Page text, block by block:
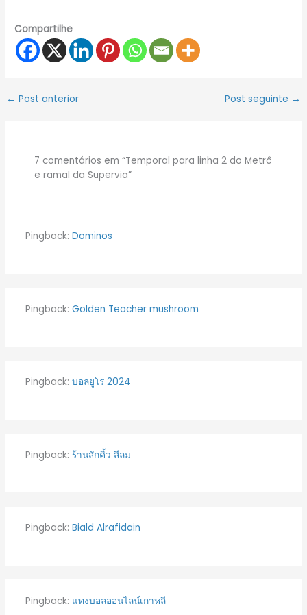
Compartilhe
← Post anterior Post seguinte →
7 comentários em “Temporal para linha 2 do Metrô
e ramal da Supervia”
Pingback: Dominos
Pingback: Golden Teacher mushroom
Pingback: บอลยูโร 2024
Pingback: ร้านสักคิ้ว สีลม
Pingback: Biald Alrafidain
Pingback: แทงบอลออนไลน์เกาหลี